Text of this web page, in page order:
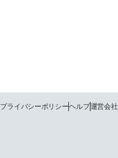
プライバシーポリシーヘルプ運営会社